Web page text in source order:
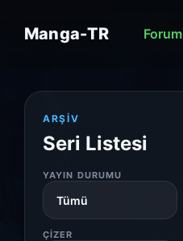
Manga-TR Forum
ARŞIV
Seri Listesi
YAYIN DURUMU
ÇIZER